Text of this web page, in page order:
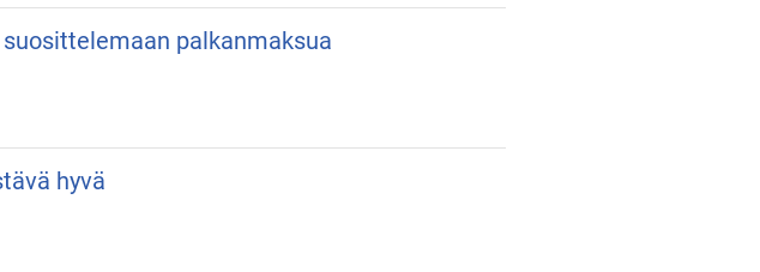
palkanmaksua
hyvä